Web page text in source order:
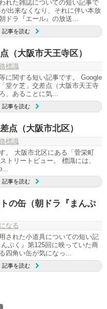
れた雑誌についての短い記事で
出来なくなり、それに伴い本放
ドラ『エール』の放送...
記事を読む
（大阪市天王寺区）
標識
に関する短い記事です。 Google
堂ケ芝」交差点（大阪市天王寺
、あることに気...
記事を読む
点（大阪市北区）
標識
。 大阪市北区にある「菅栄町
トリートビュー。 標識には、
記事を読む
の缶（朝ドラ『まんぷ
なる
された小道具についての短い記
ぷく』第125回に映っていた商
四角い缶が気になっ...
記事を読む